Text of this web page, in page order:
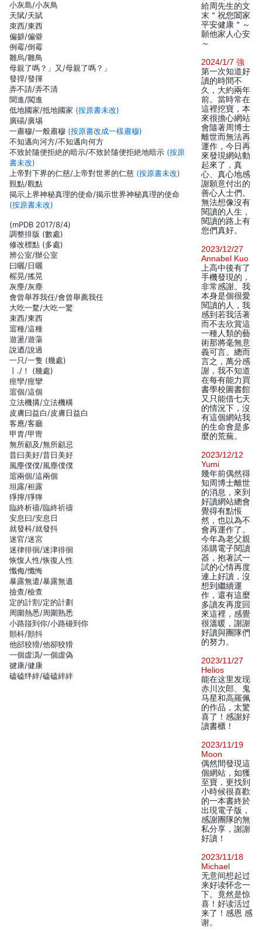
小灰島/小灰鳥
天陚/天賦
朿西/東西
偏擗/偏僻
例霉/倒霉
雛烏/雛鳥
母親了嗎？」又/母親了嗎？」
發捍/發揮
弄不請/弄不清
聞進/闖進
低地國家/抵地國家 (按原書未改)
廣碭/廣埸
一肅穆/一般肅穆 (按原書改成一樣肅穆)
不知邁向河方/不知邁向何方
不致於隨便拒絶的暗示/不致於隨便拒絶地暗示 (按原
書未改)
上帝對下界的仁慈/上帝對世界的仁慈 (按原書未改)
覲點/觀點
揭示上界神秘真理的使命/揭示世界神秘真理的使命
(按原書未改)
(mPDB 2017/8/4)
調整排版 (數處)
修改標點 (多處)
辨公室/辦公室
曰曬/日曬
榣晃/搖晃
灰麈/灰塵
會曾舉荐我任/會曾舉薦我任
大吃一騖/大吃一驚
束西/東西
逭種/這種
遊盪/遊蕩
說迺/說過
一只/一隻 (幾處)
丨./！ (幾處)
痙孿/痙攣
逭個/這個
立法機搆/立法機構
皮膚曰益白/皮膚日益白
客應/客廳
甲胄/甲冑
無所顧及/無所顧忌
昔曰美好/昔日美好
風麈僕僕/風塵僕僕
逭兩個/這兩個
坦露/袒露
猙擰/猙獰
臨終析禱/臨終祈禱
安息曰/安息日
就發枓/就發抖
迷官/迷宮
迷律徘徊/迷津徘徊
恢愎人性/恢復人性
懺侮/懺悔
暴露無遣/暴露無遺
撿查/檢查
定的計割/定的計劃
周圍熱悉/周圍熟悉
小路踫到你/小路碰到你
顫枓/顫抖
他郤狡猾/他卻狡猾
一個虛潙/一個虛偽
徤康/健康
磕磕绊絆/磕磕絆絆
給周先生的文
末＂祝您闔家
平安健康＂～
願他家人心安
～
2024/1/7 強
第一次知道好
讀的時間不
久，大約兩年
前。當時常在
這裡挖寶，本
來很擔心網站
會隨著周博士
離世而無法再
運作，今日再
來發現網站動
起來了，真
心、真心地感
謝願意付出的
善心人士們。
無法想像沒有
閱讀的人生，
閱讀的路上有
您們真好。
2023/12/27
Annabel Kuo
上高中後有了
手機發現的，
非常感謝。我
本身是個很愛
閱讀的人，我
感到若我活著
而不去欣賞這
一種人類的藝
術那將毫無意
義可言。總而
言之，萬分感
謝，我不知道
在每有能力買
書學校圖書館
又只能借七天
的情況下，沒
有這個網站我
的生命會是多
麼的荒蕪。
2023/12/12
Yumi
幾年前偶然得
知周博士離世
的消息，來到
好讀網站總會
覺得有點悵
然，也以為不
會再運作了。
今年為老父親
添購電子閱讀
器，抱著試一
試的心情再度
連上好讀，沒
想到繼續運
作，還有這麼
多讀友再度回
來這裡，感覺
很溫暖，謝謝
好讀與團隊們
的努力。
2023/11/27
Helios
能在这里发现
赤川次郎、鬼
马星和高羅佩
的作品，太驚
喜了！感謝好
讀書櫃！
2023/11/19
Moon
偶然間發現這
個網站，如獲
至寶，更找到
小時候很喜歡
的一本書終於
出現電子版，
感謝團隊的無
私分享，謝謝
好讀！
2023/11/18
Michael
无意间想起过
来好读怀念一
下。竟然是惊
喜！好读活过
来了！感恩 感
谢。